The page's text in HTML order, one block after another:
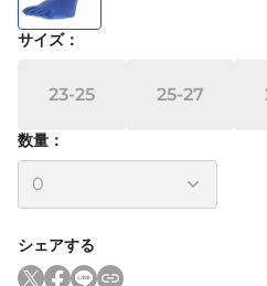
サイズ：
23-25 25-27
数量：
シェアする